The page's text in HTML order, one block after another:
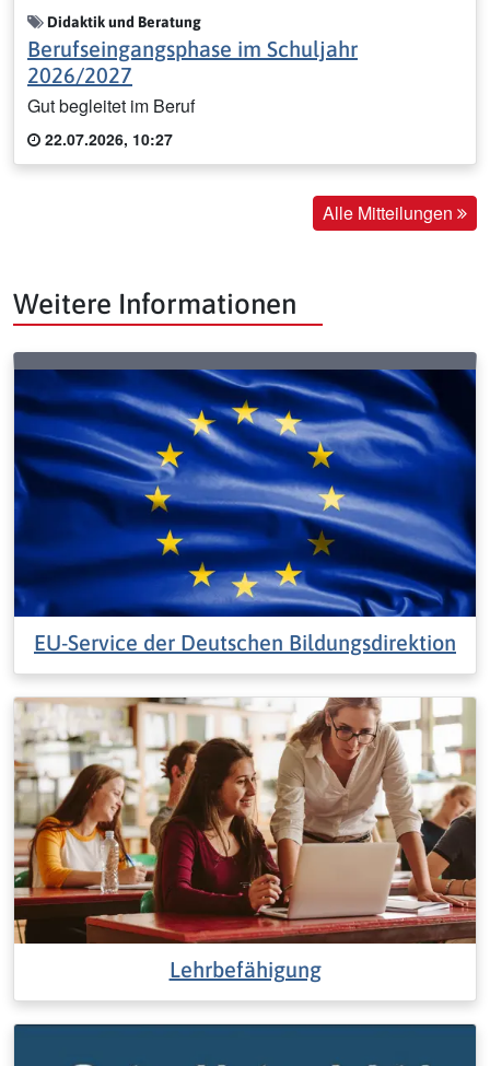
Didaktik und Beratung
Berufseingangsphase im Schuljahr
2026/2027
Gut begleitet im Beruf
22.07.2026, 10:27
Alle Mitteilungen
Weitere Informationen
EU-Service der Deutschen Bildungsdirektion
Lehrbefähigung